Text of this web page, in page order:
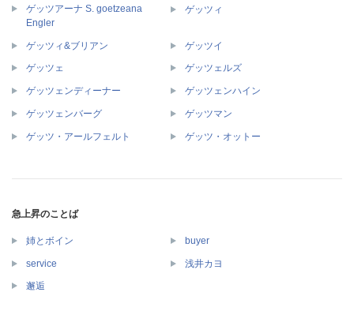
ゲッツアーナ S. goetzeana
Engler
ゲッツィ
ゲッツィ&ブリアン ゲッツイ
ゲッツェ ゲッツェルズ
ゲッツェンディーナー ゲッツェンハイン
ゲッツェンバーグ ゲッツマン
ゲッツ・アールフェルト ゲッツ・オットー
急上昇のことば
姉とボイン buyer
service 浅井カヨ
邂逅